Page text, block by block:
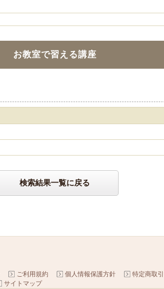
お教室で習える講座
検索結果一覧に戻る
ご利用規約 個人情報保護方針
特定商取
サイトマップ